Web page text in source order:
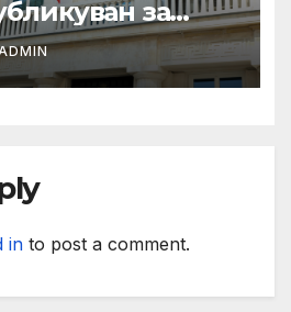
за
обсъждане
in to post a comment.